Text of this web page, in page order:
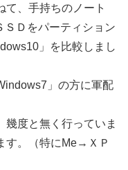
て、手持ちのノート
ＳＤをパーティション
」を比較しまし
」の方に軍配
幾度と無く行っていま
す。（特にMe→ＸＰ